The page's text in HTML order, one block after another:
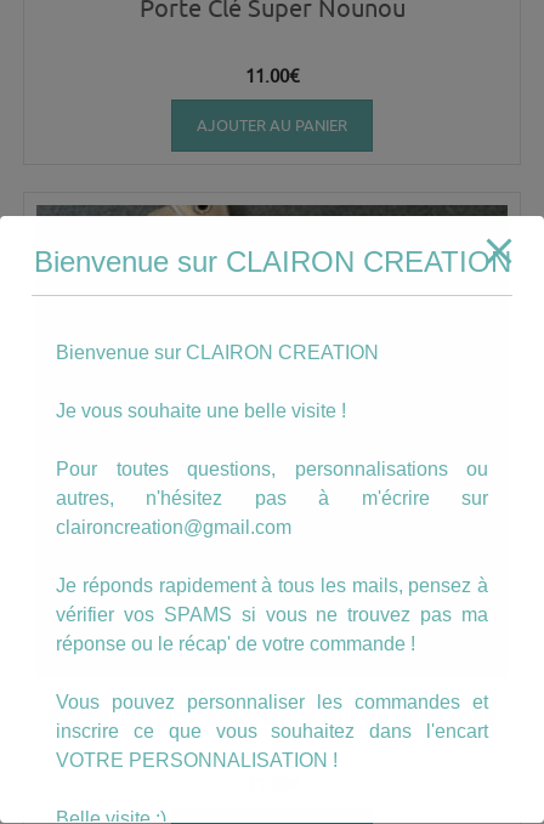
Porte Clé Super Nounou
11.00€
AJOUTER AU PANIER
Porte Clé aide soignante qui déchire rose
Bienvenue sur CLAIRON CREATION
Bienvenue sur CLAIRON CREATION
Je vous souhaite une belle visite !
Pour toutes questions, personnalisations ou
autres, n'hésitez pas à m'écrire sur
claironcreation@gmail.com
Je réponds rapidement à tous les mails, pensez à
vérifier vos SPAMS si vous ne trouvez pas ma
réponse ou le récap' de votre commande !
Vous pouvez personnaliser les commandes et
inscrire ce que vous souhaitez dans l'encart
VOTRE PERSONNALISATION !
Belle visite :)